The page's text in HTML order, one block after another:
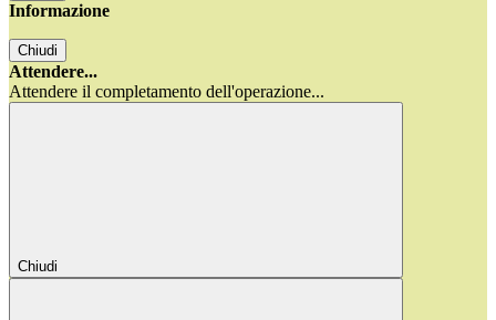
Informazione
Chiudi
Attendere...
Attendere il completamento dell'operazione...
Chiudi